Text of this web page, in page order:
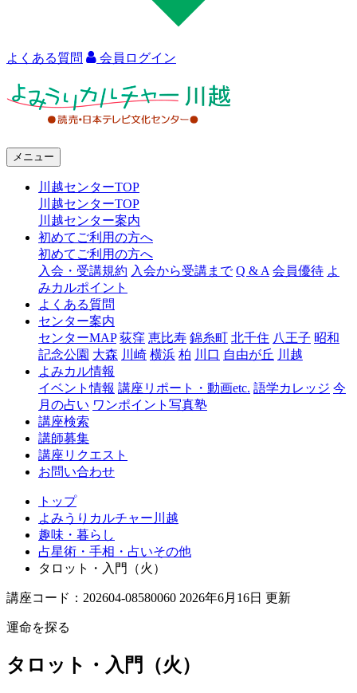
よくある質問 会員ログイン
ャ
越
メニュー
川越センターTOP
川越センターTOP
川越センター案内
初めてご利用の方へ
初めてご利用の方へ
入会・受講規約 入会から受講まで Q & A 会員優待 よ
みカルポイント
よくある質問
センター案内
センターMAP 荻窪 恵比寿 錦糸町 北千住 八王子 昭和
記念公園 大森 川崎 横浜 柏 川口 自由が丘 川越
よみカル情報
イベント情報 講座リポート・動画etc. 語学カレッジ 今
月の占い ワンポイント写真塾
講座検索
講師募集
講座リクエスト
お問い合わせ
トップ
よみうりカルチャー川越
趣味・暮らし
占星術・手相・占いその他
タロット・入門（火）
講座コード：202604-08580060 2026年6月16日 更新
運命を探る
タロット・入門（火）